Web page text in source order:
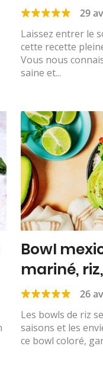
29
Laissez entrer le
cette recette
Vous nous
saine et...
Bowl
mariné,
maïs & 26
Les bowls de riz
saisons et les
ce bowl coloré,